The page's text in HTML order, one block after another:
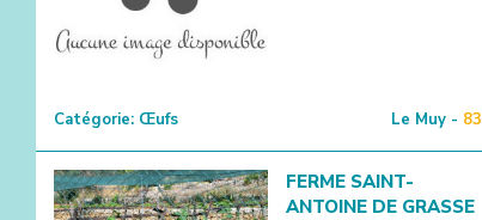
Catégorie: Œufs Le Muy - 83
FERME SAINT-
ANTOINE DE GRASSE